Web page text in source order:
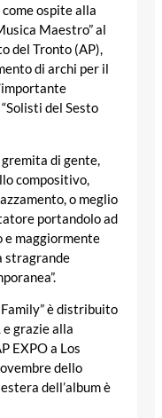
ospite alla
Maestro” al
del Tronto (AP),
di archi per il
del Sesto
di gente,
compositivo,
o meglio
portandolo ad
e maggiormente
stragrande
è distribuito
grazie alla
EXPO a Los
dello
dell’album è